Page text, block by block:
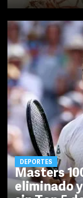
DEPORTES
Masters
eliminado